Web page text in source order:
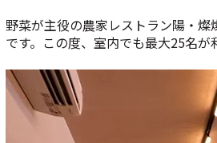
野菜が主役の農家レストラン陽・
です。 この度、室内でも最大25名が